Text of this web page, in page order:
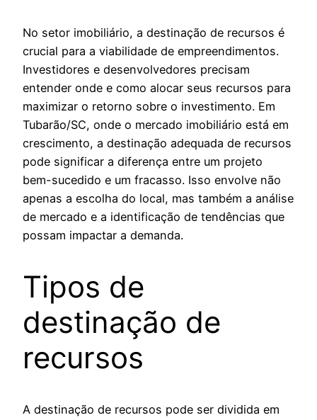
No setor imobiliário, a destinação de recursos é
crucial para a viabilidade de empreendimentos.
Investidores e desenvolvedores precisam
entender onde e como alocar seus recursos para
maximizar o retorno sobre o investimento. Em
Tubarão/SC, onde o mercado imobiliário está em
crescimento, a destinação adequada de recursos
pode significar a diferença entre um projeto
bem-sucedido e um fracasso. Isso envolve não
apenas a escolha do local, mas também a análise
de mercado e a identificação de tendências que
possam impactar a demanda.
Tipos de
destinação de
recursos
A destinação de recursos pode ser dividida em